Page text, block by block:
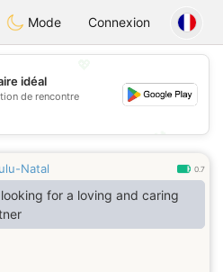
Dating
Mode Connexion
💕
idéal
de rencontre
Natal 0.7
a loving and caring